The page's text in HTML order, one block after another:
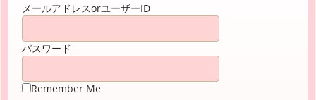
メールアドレスorユーザーID
パスワード
Remember Me